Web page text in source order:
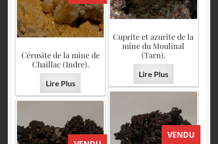
Cuprite et azurite de la
mine du Moulinal
(Tarn).
Lire Plus
Cérusite de la mine de
Chaillac (Indre).
Lire Plus
VENDU